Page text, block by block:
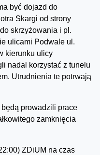
być dojazd do
Skargi od strony
skrzyżowania i pl.
ulicami Podwale ul.
kierunku ulicy
nadal korzystać z tunelu
Utrudnienia te potrwają
prowadzili prace
zamknięcia
ZDiUM na czas